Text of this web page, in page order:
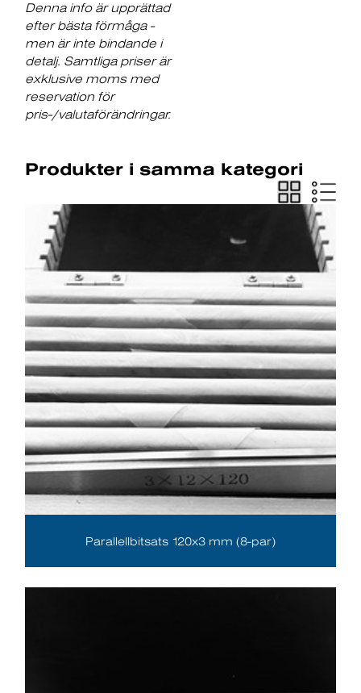
Denna info är upprättad
efter bästa förmåga -
men är inte bindande i
detalj. Samtliga priser är
exklusive moms med
reservation för
pris-/valutaförändringar.
Produkter i samma kategori
Parallellbitsats 120x3 mm (8-par)